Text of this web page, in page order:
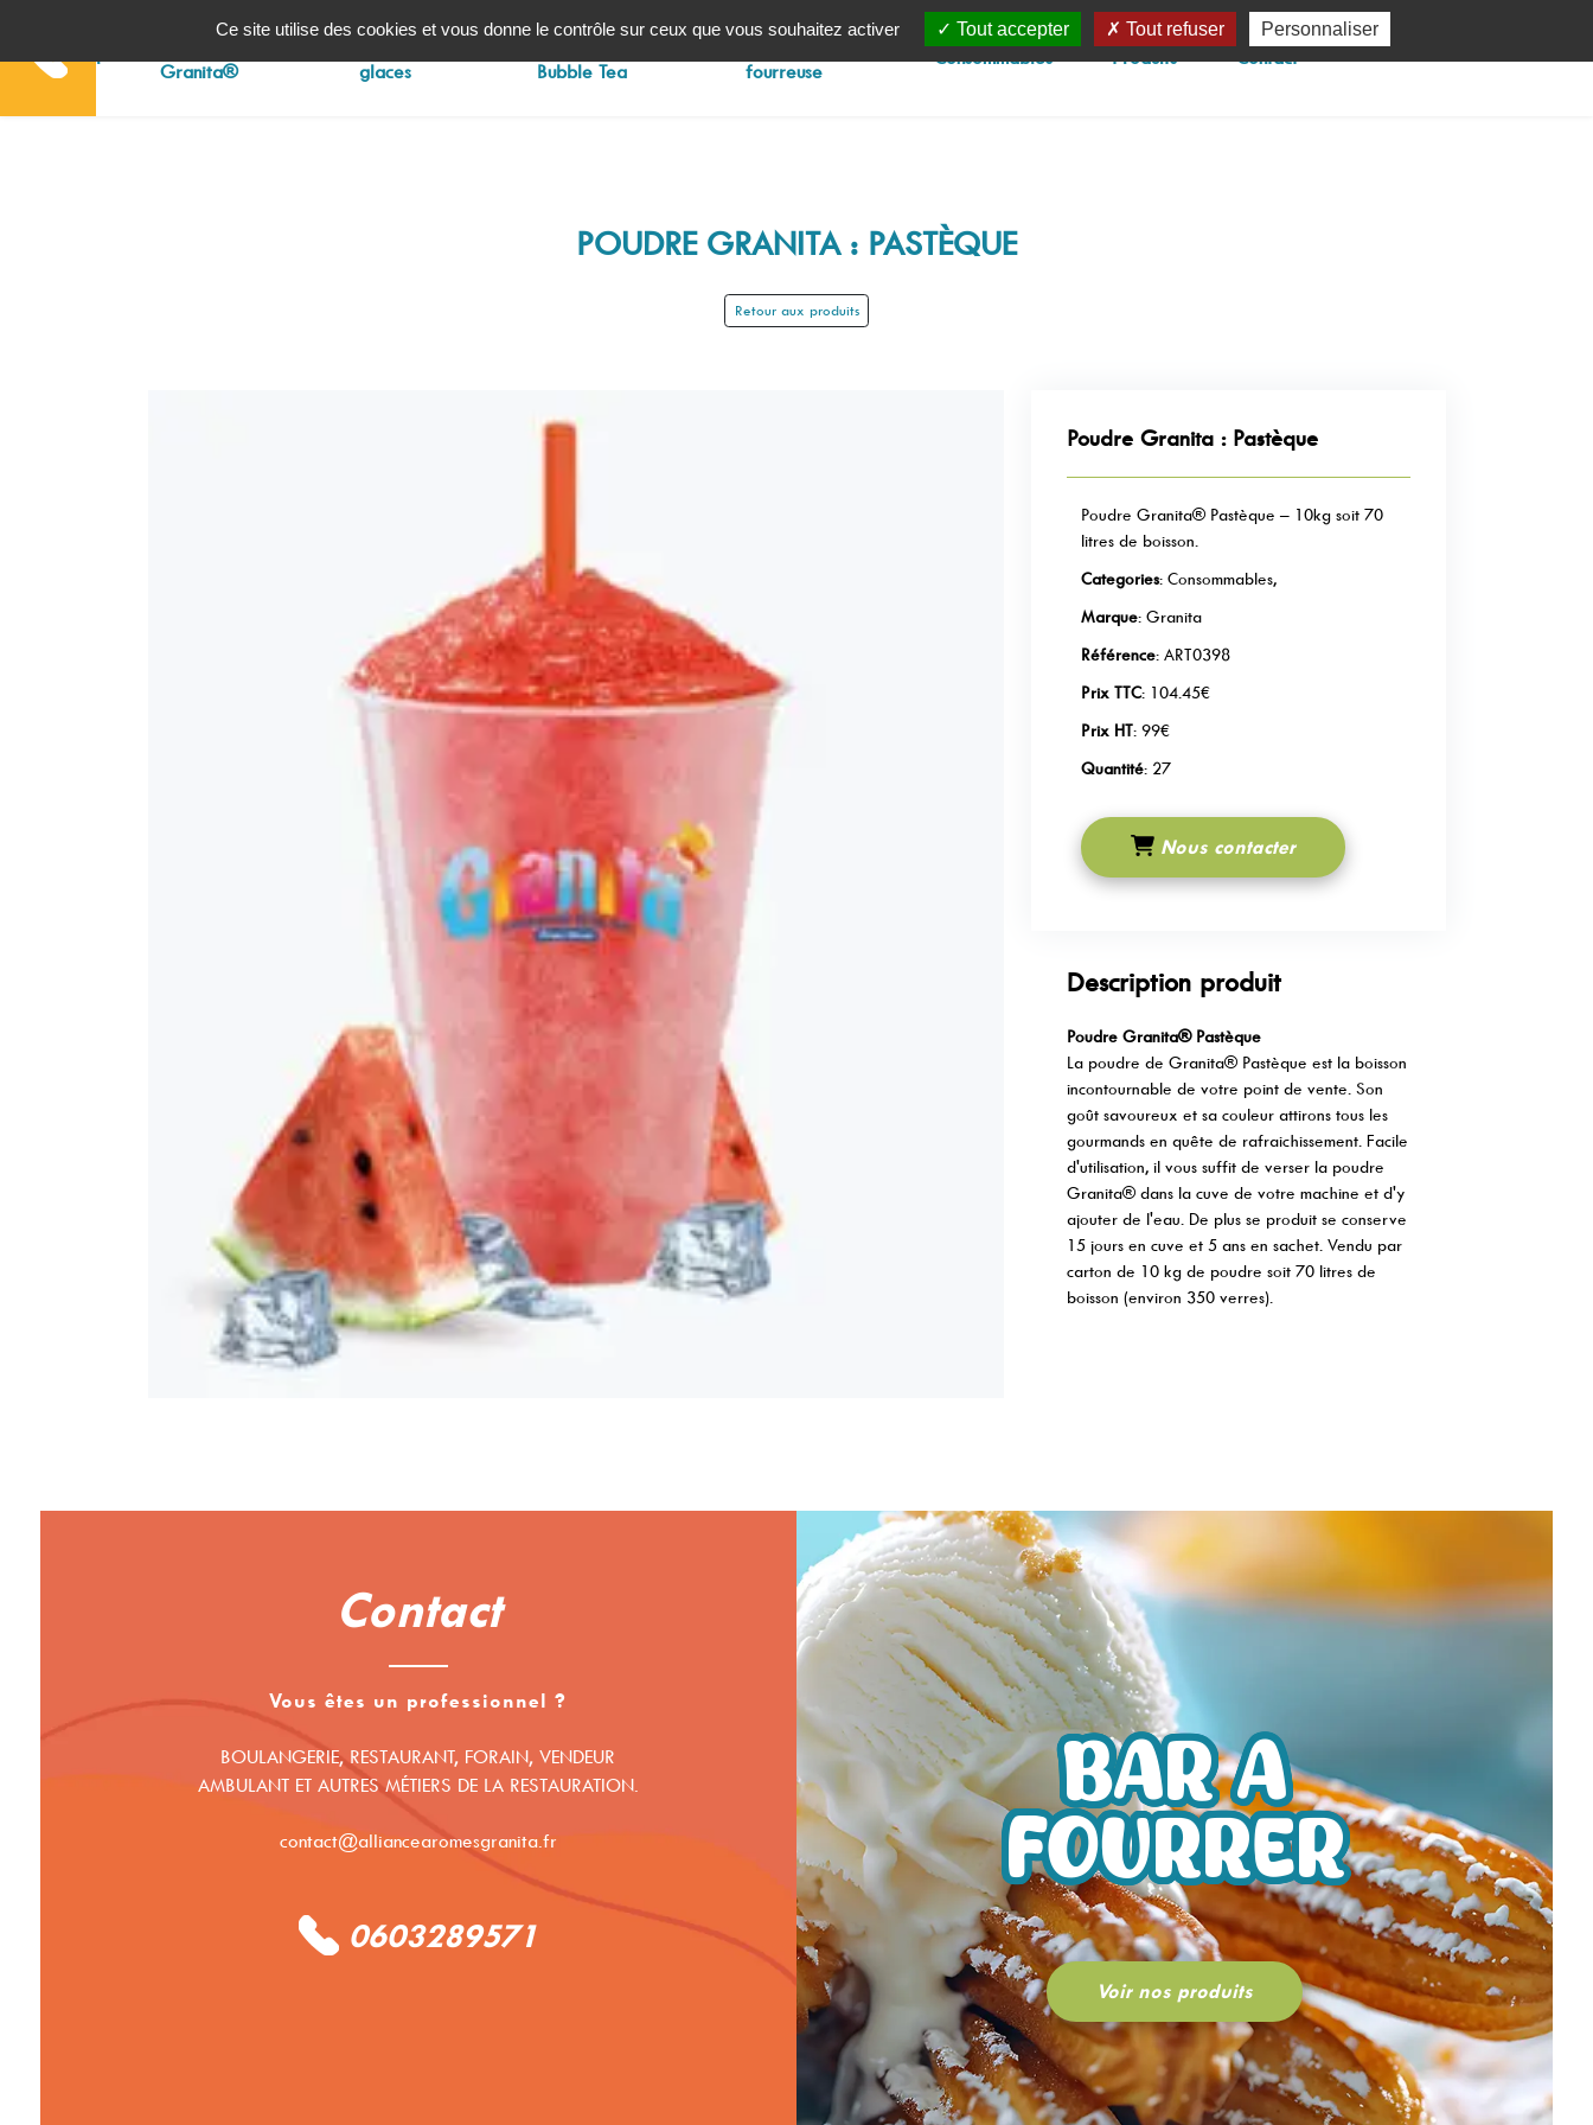
Ce site utilise des cookies et vous donne le contrôle sur ceux que vous souhaitez activer
Tout accepter Tout refuser Personnaliser
Accueil
Granita®
glaces
Bubble Tea
fourreuse
Consommables Produits Contact
POUDRE GRANITA : PASTÈQUE
Retour aux produits
Poudre Granita : Pastèque
Poudre Granita® Pastèque – 10kg soit 70
litres de boisson.
Categories: Consommables,
Marque: Granita
Référence: ART0398
Prix TTC: 104.45€
Prix HT: 99€
Quantité: 27
Nous contacter
Description produit
Poudre Granita® Pastèque
La poudre de Granita® Pastèque est la boisson
incontournable de votre point de vente. Son
goût savoureux et sa couleur attirons tous les
gourmands en quête de rafraichissement. Facile
d'utilisation, il vous suffit de verser la poudre
Granita® dans la cuve de votre machine et d'y
ajouter de l'eau. De plus se produit se conserve
15 jours en cuve et 5 ans en sachet. Vendu par
carton de 10 kg de poudre soit 70 litres de
boisson (environ 350 verres).
Contact
Vous êtes un professionnel ?
BOULANGERIE, RESTAURANT, FORAIN, VENDEUR
AMBULANT ET AUTRES MÉTIERS DE LA RESTAURATION.
contact@alliancearomesgranita.fr
0603289571
BAR A
FOURRER
Voir nos produits